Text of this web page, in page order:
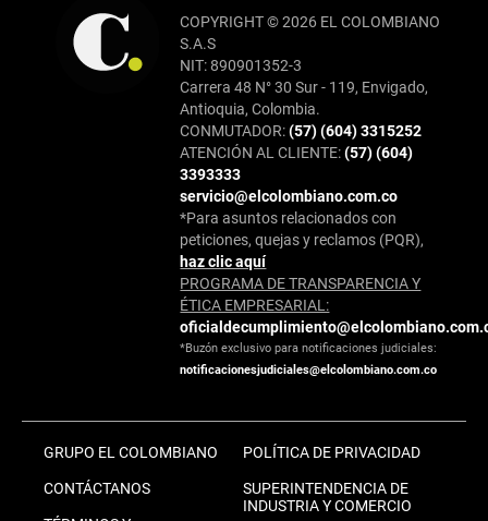
COPYRIGHT © 2026 EL COLOMBIANO
S.A.S
NIT: 890901352-3
Carrera 48 N° 30 Sur - 119, Envigado,
Antioquia, Colombia.
CONMUTADOR:(57) (604) 3315252
ATENCIÓN AL CLIENTE:(57) (604)
3393333
servicio@elcolombiano.com.co
*Para asuntos relacionados con
peticiones, quejas y reclamos (PQR),
haz clic aquí
PROGRAMA DE TRANSPARENCIA Y
ÉTICA EMPRESARIAL:
*Buzón exclusivo para notificaciones judiciales:
notificacionesjudiciales@elcolombiano.com.co
GRUPO EL COLOMBIANO
CONTÁCTANOS
POLÍTICA DE PRIVACIDAD
SUPERINTENDENCIA DE
INDUSTRIA Y COMERCIO